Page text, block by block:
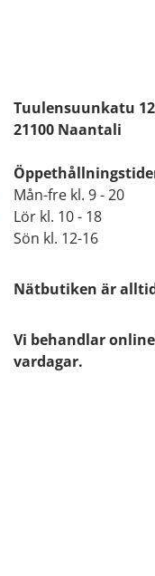
Tuulensuunkatu 12
21100 Naantali
Mån-fre kl. 9 - 20
Lör kl. 10 - 18
Sön kl. 12-16
Nätbutiken är
Vi behandlar
vardagar.